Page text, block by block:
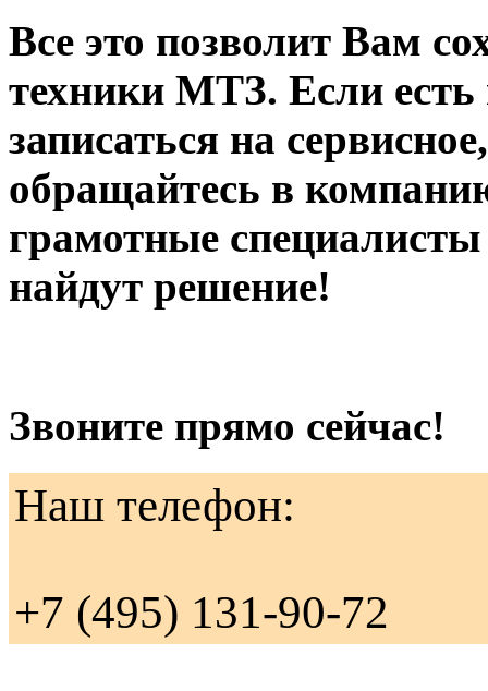
Все это позволит Вам
техники МТЗ. Если
записаться на
обращайтесь в
грамотные
найдут решение!
Звоните прямо сейчас!
Наш телефон:
+7 (495) 131-90-72